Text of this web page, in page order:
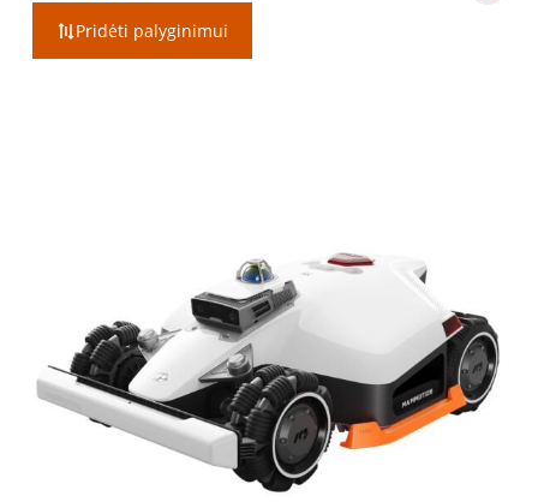
Pridėti palyginimui